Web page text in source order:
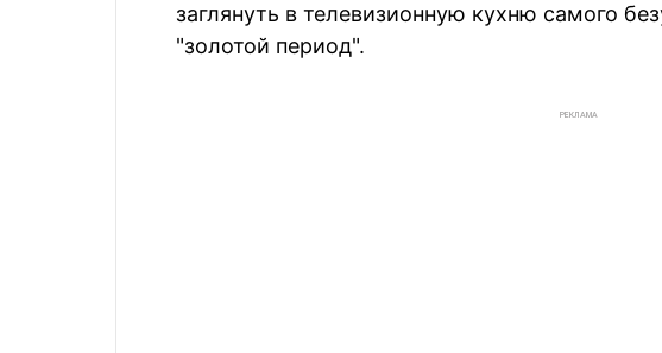
заглянуть в телевизионную кухню самого
"золотой период".
РЕКЛАМА